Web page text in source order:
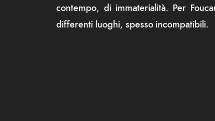
contempo, di immaterialità. Per
differenti luoghi, spesso incompatibili.